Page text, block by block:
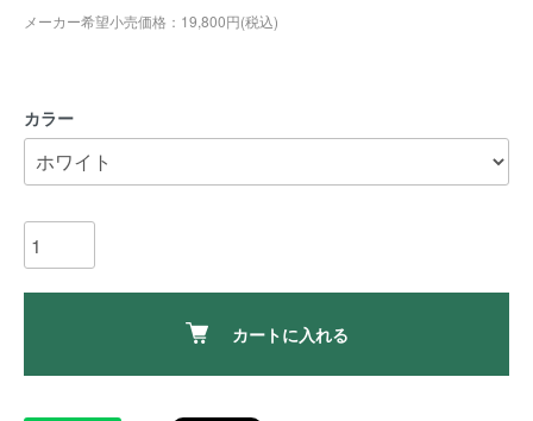
メーカー希望小売価格：19,800円(税込)
カラー
カートに入れる